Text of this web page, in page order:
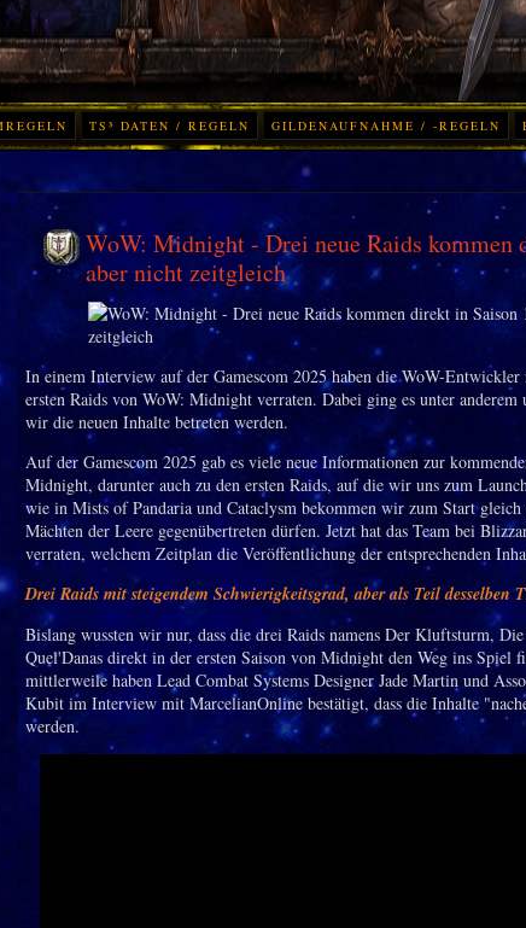
TS³ DATEN / REGELN GILDENAUFNAHME / -REGELN
WoW: Midnight - Drei neue Raids kommen
aber nicht zeitgleich
In einem Interview auf der Gamescom 2025 haben die WoW-Entwickler
ersten Raids von WoW: Midnight verraten. Dabei ging es unter
wir die neuen Inhalte betreten werden.
Auf der Gamescom 2025 gab es viele neue Informationen zur
Midnight, darunter auch zu den ersten Raids, auf die wir uns zum
wie in Mists of Pandaria und Cataclysm bekommen wir zum Start
Mächten der Leere gegenübertreten dürfen. Jetzt hat das Team bei
verraten, welchem Zeitplan die Veröffentlichung der entsprechenden
Drei Raids mit steigendem Schwierigkeitsgrad, aber als Teil desselben
Bislang wussten wir nur, dass die drei Raids namens Der Kluftsturm,
Quel'Danas direkt in der ersten Saison von Midnight den Weg ins Spiel
mittlerweile haben Lead Combat Systems Designer Jade Martin und
Kubit im Interview mit MarcelianOnline bestätigt, dass die Inhalte
werden.